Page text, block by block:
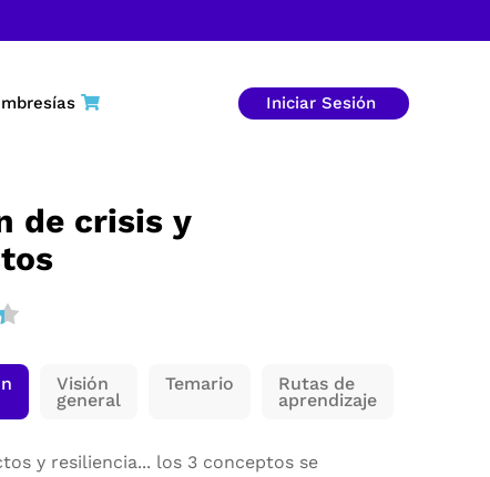
Iniciar Sesión
de crisis y
Visión
general
Temario Rutas de
aprendizaje
y resiliencia... los 3 conceptos se